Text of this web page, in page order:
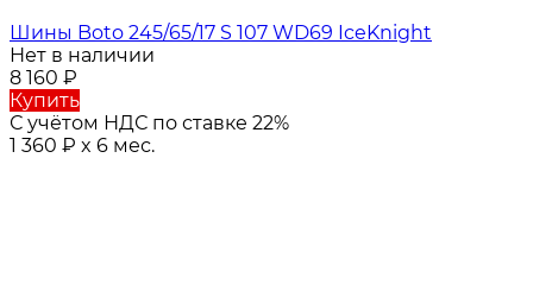
Шины Boto 245/65/17 S 107 WD69 IceKnight
Нет в наличии
8 160 ₽
Купить
С учётом НДС по ставке 22%
1 360 ₽ x 6 мес.